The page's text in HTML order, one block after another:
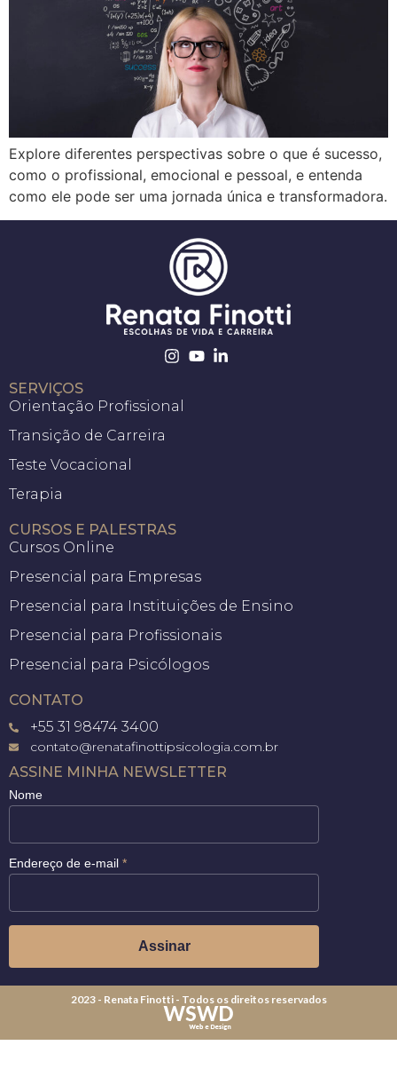
Explore diferentes perspectivas sobre o que é sucesso,
como o profissional, emocional e pessoal, e entenda
como ele pode ser uma jornada única e transformadora.
SERVIÇOS
Orientação Profissional
Transição de Carreira
Teste Vocacional
Terapia
CURSOS E PALESTRAS
Cursos Online
Presencial para Empresas
Presencial para Instituições de Ensino
Presencial para Profissionais
Presencial para Psicólogos
CONTATO
+55 31 98474 3400
contato@renatafinottipsicologia.com.br
ASSINE MINHA NEWSLETTER
Nome
Endereço de e-mail *
2023 - Renata Finotti - Todos os direitos reservados